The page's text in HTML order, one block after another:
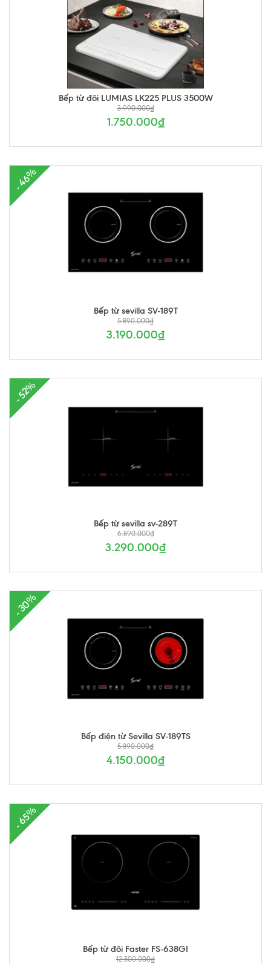
Bếp từ đôi LUMIAS LK225 PLUS 3500W
3.990.000₫
1.750.000₫
- 46%
Bếp từ sevilla SV-189T
5.890.000₫
3.190.000₫
- 52%
Bếp từ sevilla sv-289T
6.890.000₫
3.290.000₫
- 30%
Bếp điện từ Sevilla SV-189TS
5.890.000₫
4.150.000₫
- 65%
Bếp từ đôi Faster FS-638GI
12.500.000₫